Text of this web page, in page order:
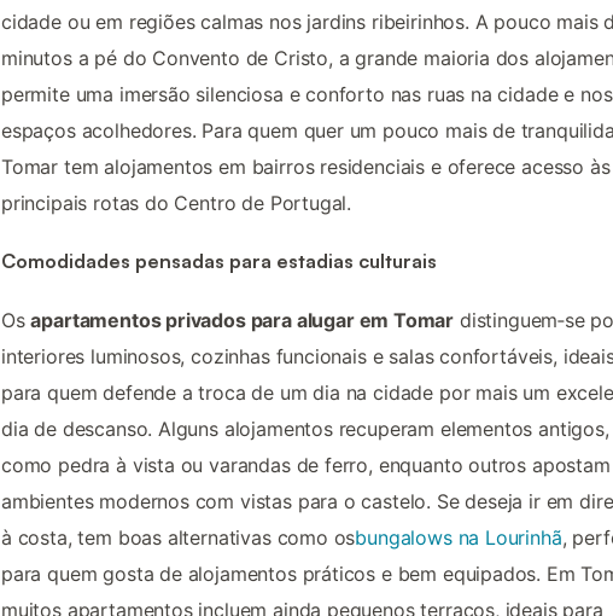
cidade ou em regiões calmas nos jardins ribeirinhos. A pouco mais
minutos a pé do Convento de Cristo, a grande maioria dos
permite uma imersão silenciosa e conforto nas ruas na cidade e nos
espaços acolhedores. Para quem quer um pouco mais de
Tomar tem alojamentos em bairros residenciais e oferece acesso às
principais rotas do Centro de Portugal.
Comodidades pensadas para estadias culturais
Osapartamentos privados para alugar em Tomar distinguem‑se
interiores luminosos, cozinhas funcionais e salas confortáveis,
para quem defende a troca de um dia na cidade por mais um
dia de descanso. Alguns alojamentos recuperam elementos antigos,
como pedra à vista ou varandas de ferro, enquanto outros apostam
ambientes modernos com vistas para o castelo. Se deseja ir em
à costa, tem boas alternativas como osbungalows na Lourinhã,
para quem gosta de alojamentos práticos e bem equipados. Em
muitos apartamentos incluem ainda pequenos terraços, ideais para